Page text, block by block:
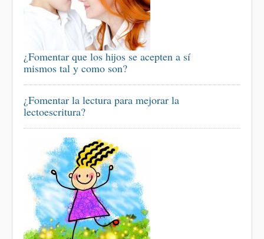
¿Fomentar que los hijos se acepten a sí
mismos tal y como son?
¿Fomentar la lectura para mejorar la
lectoescritura?